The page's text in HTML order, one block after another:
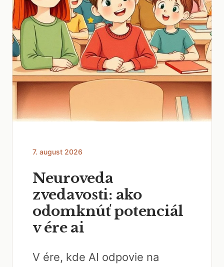
7. august 2026
Neuroveda
zvedavosti: ako
odomknúť potenciál
v ére ai
V ére, kde AI odpovie na